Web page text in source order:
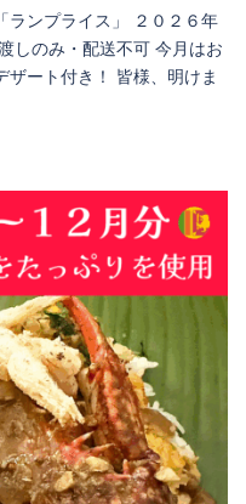
ランプライス」 ２０２６年
しのみ・配送不可 今月はお
ート付き！ 皆様、明けま